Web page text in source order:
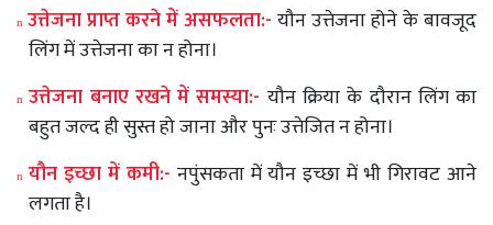
n उत्तेजनाप्राप्तकरनेमेंअसफलता:- यौनउत्तेजनाहोनेकेबावजूद
लिंगमेंउत्तेजनाकानहोना।
n उत्तेजना बनाए रखने में समस्या:- यौन क्रिया के दौरान लिंग का
बहुतजल्दहीसुस्तहोजानाऔरपुनःउत्तेजितनहोना।
n यौन इच्छा में कमी:- नपुंसकता मेंयौन इच्छा में भी गिरावट आने
लगताहै।